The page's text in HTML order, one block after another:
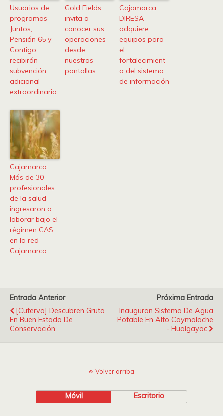
Usuarios de
programas
Juntos,
Pensión 65 y
Contigo
recibirán
subvención
adicional
extraordinaria
Gold Fields
invita a
conocer sus
operaciones
desde
nuestras
pantallas
Cajamarca:
DIRESA
adquiere
equipos para
el
fortalecimient
o del sistema
de información
Cajamarca:
Más de 30
profesionales
de la salud
ingresaron a
laborar bajo el
régimen CAS
en la red
Cajamarca
Entrada Anterior
[Cutervo] Descubren Gruta
En Buen Estado De
Conservación
Próxima Entrada
Inauguran Sistema De Agua
Potable En Alto Coymolache
- Hualgayoc
Volver arriba
Móvil Escritorio